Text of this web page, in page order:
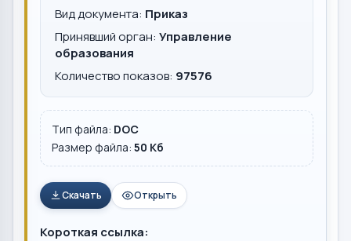
Вид документа: Приказ
Принявший орган: Управление
образования
Количество показов: 97576
Тип файла: DOC
Размер файла: 50 Кб
Скачать Открыть
Короткая ссылка: